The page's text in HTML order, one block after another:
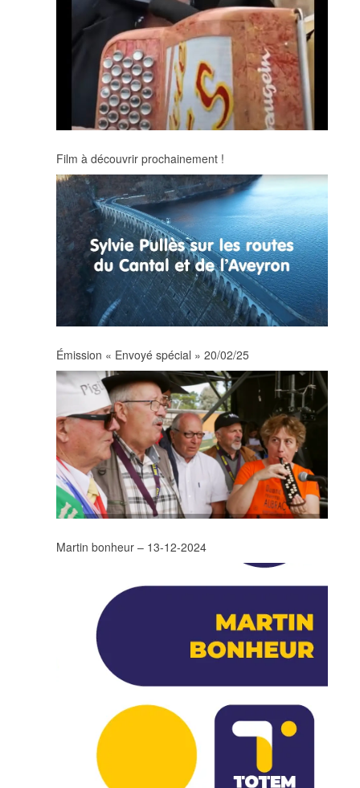
Film à découvrir prochainement !
Émission « Envoyé spécial » 20/02/25
Martin bonheur – 13-12-2024